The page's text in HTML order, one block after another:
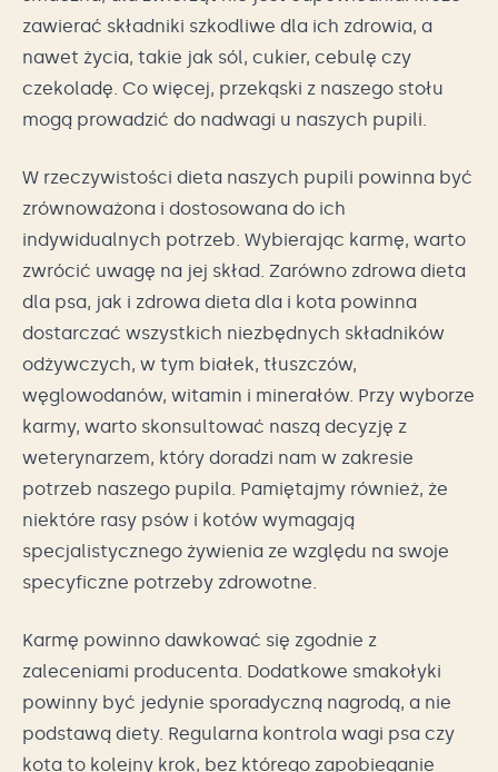
zawierać składniki szkodliwe dla ich zdrowia, a
nawet życia, takie jak sól, cukier, cebulę czy
czekoladę. Co więcej, przekąski z naszego stołu
mogą prowadzić do nadwagi u naszych pupili.
W rzeczywistości dieta naszych pupili powinna być
zrównoważona i dostosowana do ich
indywidualnych potrzeb. Wybierając karmę, warto
zwrócić uwagę na jej skład. Zarówno zdrowa dieta
dla psa, jak i zdrowa dieta dla i kota powinna
dostarczać wszystkich niezbędnych składników
odżywczych, w tym białek, tłuszczów,
węglowodanów, witamin i minerałów. Przy wyborze
karmy, warto skonsultować naszą decyzję z
weterynarzem, który doradzi nam w zakresie
potrzeb naszego pupila. Pamiętajmy również, że
niektóre rasy psów i kotów wymagają
specjalistycznego żywienia ze względu na swoje
specyficzne potrzeby zdrowotne.
Karmę powinno dawkować się zgodnie z
zaleceniami producenta. Dodatkowe smakołyki
powinny być jedynie sporadyczną nagrodą, a nie
podstawą diety. Regularna kontrola wagi psa czy
kota to kolejny krok, bez którego zapobieganie